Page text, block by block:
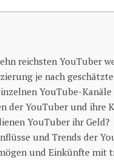
reichsten YouTuber
je nach
YouTube-
der YouTuber und ihre
YouTuber ihr Geld?
und Trends der
und Einkünfte mit